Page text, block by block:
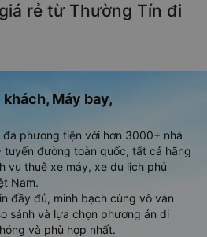
rẻ từ Thường Tín đi
Máy bay,
phương tiện với hơn 3000+ nhà
đường toàn quốc, tất cả hãng
vụ thuê xe máy, xe du lịch phủ
Nam.
đầy đủ, minh bạch cùng vô vàn
sánh và lựa chọn phương án di
và phù hợp nhất.